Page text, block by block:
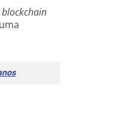
blockchain